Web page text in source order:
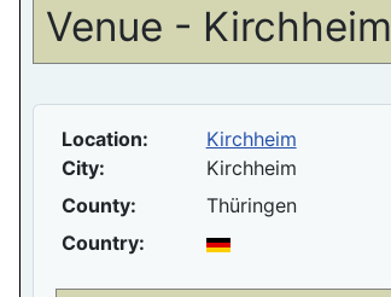
Venue - Kirchheim
Location:
Kirchheim
City:
Kirchheim
County:
Thüringen
Country: